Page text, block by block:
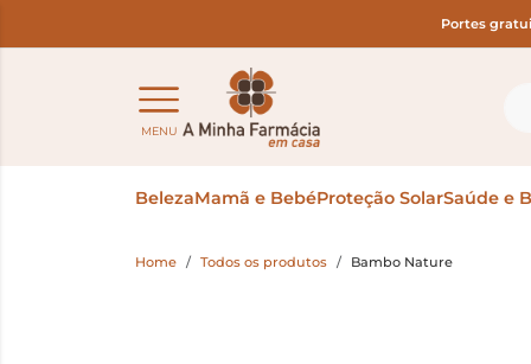
Portes
MENU
BelezaMamã e BebéProteção SolarSaúde e
Home Todos os produtos Bambo Nature